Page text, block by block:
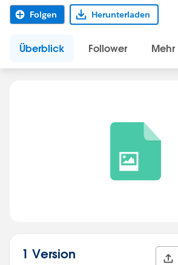
Folgen Herunterladen
Überblick Follower Mehr
1 Version